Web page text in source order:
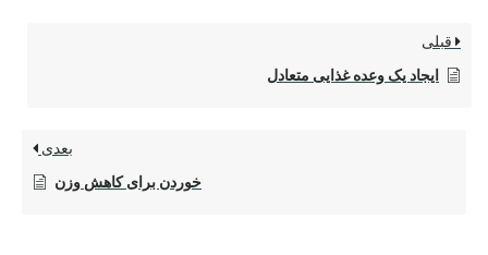
قبلی
ایجاد یک وعده غذایی متعادل
بعدی
خوردن برای کاهش وزن